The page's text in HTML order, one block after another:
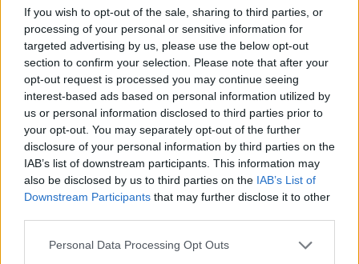
If you wish to opt-out of the sale, sharing to third parties, or
processing of your personal or sensitive information for
targeted advertising by us, please use the below opt-out
section to confirm your selection. Please note that after your
opt-out request is processed you may continue seeing
interest-based ads based on personal information utilized by
us or personal information disclosed to third parties prior to
your opt-out. You may separately opt-out of the further
disclosure of your personal information by third parties on the
IAB’s list of downstream participants. This information may
also be disclosed by us to third parties on the IAB’s List of
Downstream Participants that may further disclose it to other
Personal Data Processing Opt Outs
ΣΤΗΝ ΙΔΙΑ ΚΑΤΗΓΟΡΙΑ